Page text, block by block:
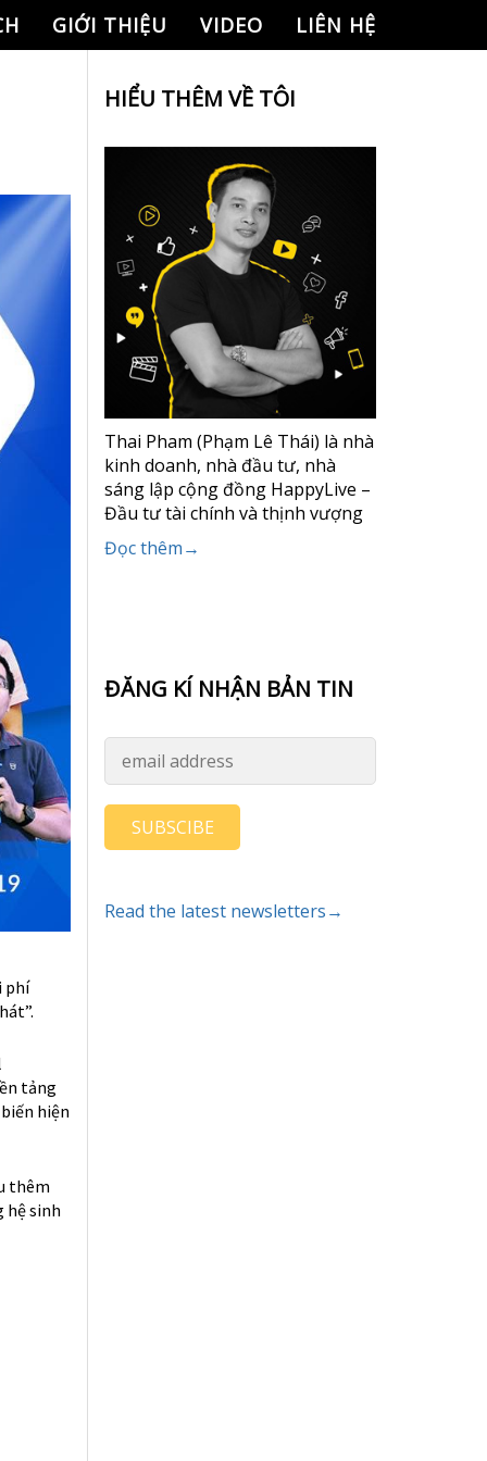
GIỚI THIỆU VIDEO LIÊN HỆ
phí
tảng
hiện
thêm
hệ sinh
HIỂU THÊM VỀ TÔI
Thai Pham (Phạm Lê Thái) là nhà
kinh doanh, nhà đầu tư, nhà
sáng lập cộng đồng HappyLive –
Đầu tư tài chính và thịnh vượng
Đọc thêm→
ĐĂNG KÍ NHẬN BẢN TIN
SUBSCIBE
Read the latest newsletters→